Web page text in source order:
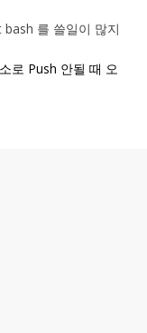
를 쓸일이 많지
로 Push 안될 때 오